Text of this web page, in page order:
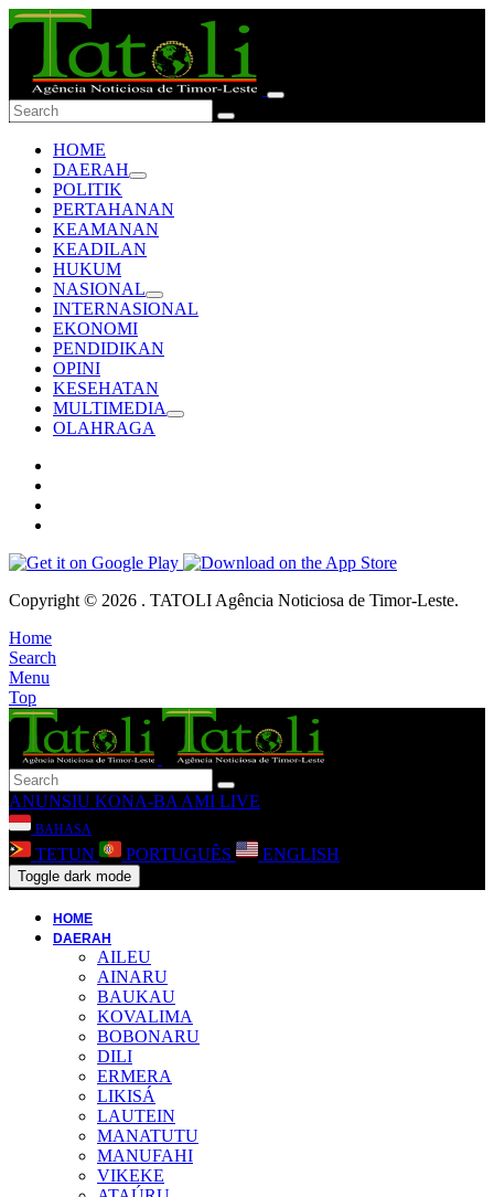
HOME
DAERAH
POLITIK
PERTAHANAN
KEAMANAN
KEADILAN
HUKUM
NASIONAL
INTERNASIONAL
EKONOMI
PENDIDIKAN
OPINI
KESEHATAN
MULTIMEDIA
OLAHRAGA
Copyright © 2026 . TATOLI Agência Noticiosa de Timor-Leste.
Home
Search
Menu
Top
ANUNSIU KONA-BA AMI LIVE
BAHASA
TETUN PORTUGUÊS ENGLISH
Toggle dark mode
HOME
DAERAH
AILEU
AINARU
BAUKAU
KOVALIMA
BOBONARU
DILI
ERMERA
LIKISÁ
LAUTEIN
MANATUTU
MANUFAHI
VIKEKE